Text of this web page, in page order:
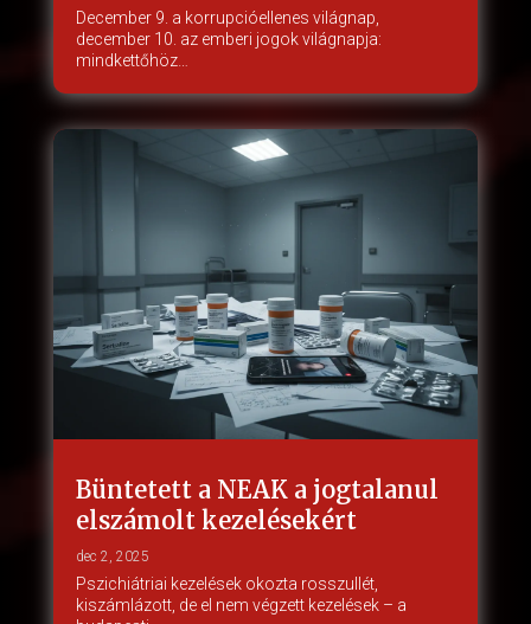
December 9. a korrupcióellenes világnap,
december 10. az emberi jogok világnapja:
mindkettőhöz…
Büntetett a NEAK a jogtalanul
elszámolt kezelésekért
dec 2, 2025
Pszichiátriai kezelések okozta rosszullét,
kiszámlázott, de el nem végzett kezelések – a